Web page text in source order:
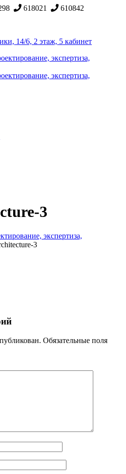
618021 610842
14/6, 2 этаж, 5 кабинет
3
экспертиза,
3
Обязательные поля